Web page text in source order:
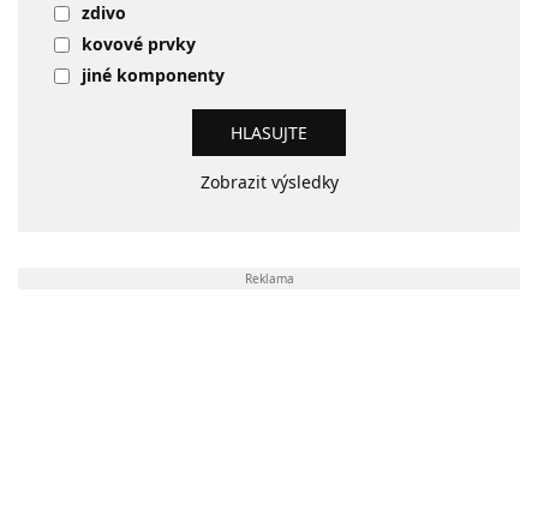
zdivo
kovové prvky
jiné komponenty
Zobrazit výsledky
Reklama